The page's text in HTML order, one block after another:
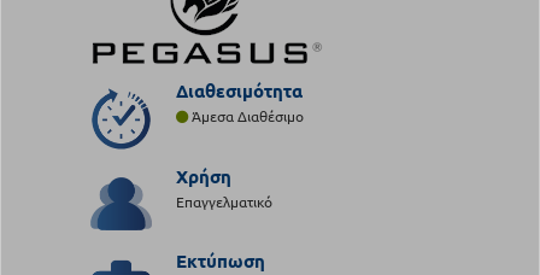
Διαθεσιμότητα
Άμεσα Διαθέσιμο
Χρήση
Επαγγελματικό
Εκτύπωση